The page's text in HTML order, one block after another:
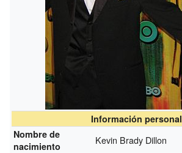
Información personal
Nombre de
nacimiento
Kevin Brady Dillon